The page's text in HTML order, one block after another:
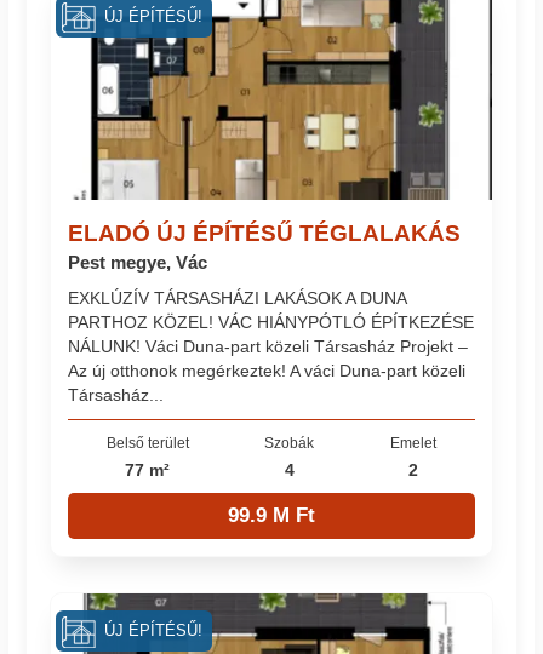
ELADÓ ÚJ ÉPÍTÉSŰ TÉGLALAKÁS
Pest megye, Vác
EXKLÚZÍV TÁRSASHÁZI LAKÁSOK A DUNA
PARTHOZ KÖZEL! VÁC HIÁNYPÓTLÓ ÉPÍTKEZÉSE
NÁLUNK! Váci Duna-part közeli Társasház Projekt –
Az új otthonok megérkeztek! A váci Duna-part közeli
Társasház...
Belső terület
77 m²
Szobák
4
Emelet
2
99.9 M Ft
ÚJ ÉPÍTÉSŰ!
ÚJ ÉPÍTÉSŰ!